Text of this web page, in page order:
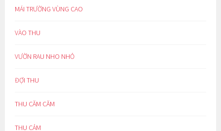
MÁI TRƯỜNG VÙNG CAO
VÀO THU
VƯỜN RAU NHO NHỎ
ĐỢI THU
THU CĂM CĂM
THU CẢM